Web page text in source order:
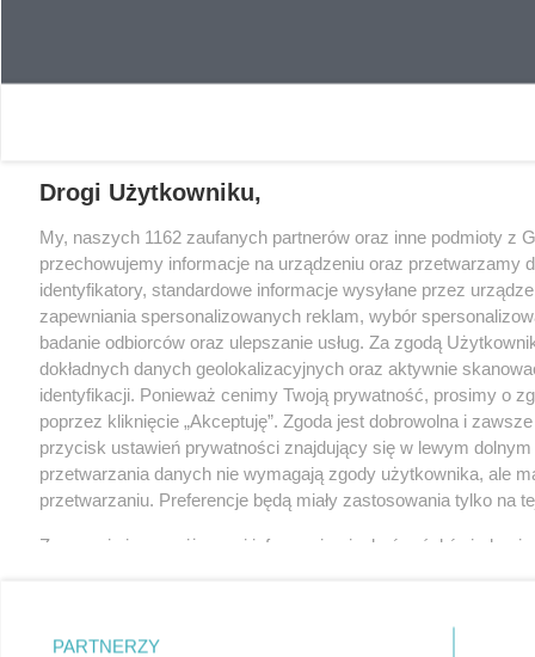
Drogi Użytkowniku,
My, naszych 1162 zaufanych partnerów oraz inne podmioty z
przechowujemy informacje na urządzeniu oraz przetwarzamy
identyfikatory, standardowe informacje wysyłane przez
zapewniania spersonalizowanych reklam, wybór
badanie odbiorców oraz ulepszanie usług. Za zgodą
dokładnych danych geolokalizacyjnych oraz aktywnie
identyfikacji. Ponieważ cenimy Twoją prywatność, prosimy o
poprzez kliknięcie „Akceptuję”. Zgoda jest dobrowolna i
przycisk ustawień prywatności znajdujący się w lewym
przetwarzania danych nie wymagają zgody użytkownika, ale
przetwarzaniu. Preferencje będą miały zastosowania tylko na
Zapoznaj się z poniższymi informacjami, abyś mógł
PARTNERZY